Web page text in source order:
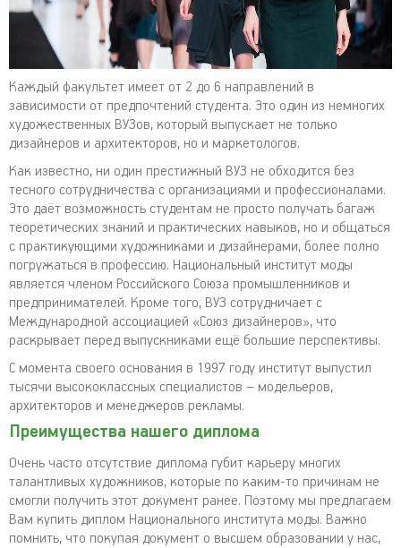
Каждый факультет имеет от 2 до 6 направлений в
зависимости от предпочтений студента. Это один из немногих
художественных ВУЗов, который выпускает не только
дизайнеров и архитекторов, но и маркетологов.
Как известно, ни один престижный ВУЗ не обходится без
тесного сотрудничества с организациями и профессионалами.
Это даёт возможность студентам не просто получать багаж
теоретических знаний и практических навыков, но и общаться
с практикующими художниками и дизайнерами, более полно
погружаться в профессию. Национальный институт моды
является членом Российского Союза промышленников и
предпринимателей. Кроме того, ВУЗ сотрудничает с
Международной ассоциацией «Союз дизайнеров», что
раскрывает перед выпускниками ещё большие перспективы.
С момента своего основания в 1997 году институт выпустил
тысячи высококлассных специалистов – модельеров,
архитекторов и менеджеров рекламы.
Преимущества нашего диплома
Очень часто отсутствие диплома губит карьеру многих
талантливых художников, которые по каким-то причинам не
смогли получить этот документ ранее. Поэтому мы предлагаем
Вам купить диплом Национального института моды. Важно
помнить, что покупая документ о высшем образовании у нас,